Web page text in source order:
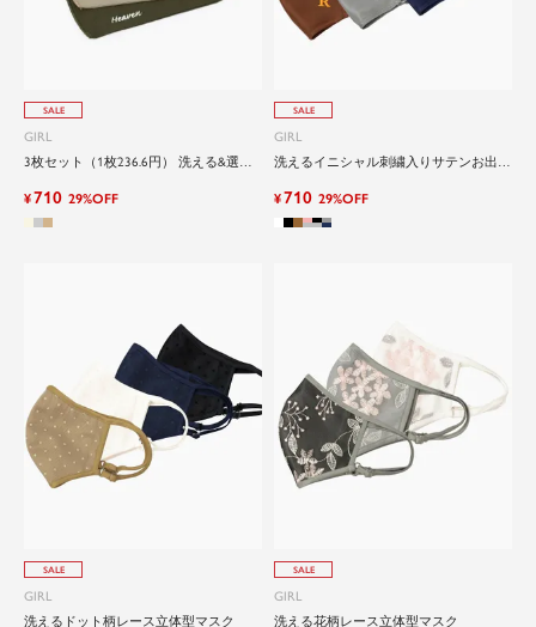
SALE
GIRL
3枚セット（1枚236.6円） 洗える&選べ
¥710 29%OFF
SALE
GIRL
洗えるイニシャル刺繍入りサテンお出か
¥710 29%OFF
SALE
GIRL
洗えるドット柄レース立体型マスク
SALE
GIRL
洗える花柄レース立体型マスク